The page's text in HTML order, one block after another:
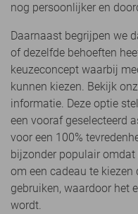
nog persoonlijker en
Daarnaast begrijpen we
of dezelfde behoeften
keuzeconcept waarbij
kunnen kiezen. Bekijk
informatie. Deze optie
een vooraf geselecteerd
voor een 100%
bijzonder populair omdat
om een cadeau te
gebruiken, waardoor het
wordt.